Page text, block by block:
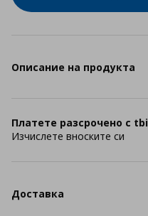
Описание на продукта
Платете разсрочено с tbi
Изчислете вноските си
Доставка